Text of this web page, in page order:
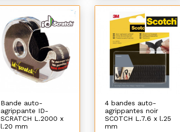
Bande auto-
agrippante ID-
SCRATCH L.2000 x
l.20 mm
4 bandes auto-
agrippantes noir
SCOTCH L.7.6 x l.25
mm